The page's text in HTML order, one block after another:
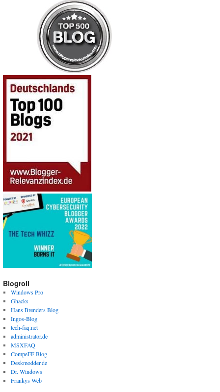
Blogroll
Windows Pro
Ghacks
Hans Brenders Blog
Ingos-Blog
tech-faq.net
administrator.de
MSXFAQ
CompeFF Blog
Deskmodder.de
Dr. Windows
Frankys Web